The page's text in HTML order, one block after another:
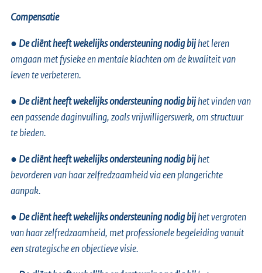
Compensatie
● De cliënt heeft wekelijks ondersteuning nodig bijhet leren
omgaan met fysieke en mentale klachten om de kwaliteit van
leven te verbeteren.
● De cliënt heeft wekelijks ondersteuning nodig bijhet vinden van
een passende daginvulling, zoals vrijwilligerswerk, om structuur
te bieden.
● De cliënt heeft wekelijks ondersteuning nodig bijhet
bevorderen van haar zelfredzaamheid via een plangerichte
aanpak.
● De cliënt heeft wekelijks ondersteuning nodig bijhet vergroten
van haar zelfredzaamheid, met professionele begeleiding vanuit
een strategische en objectieve visie.